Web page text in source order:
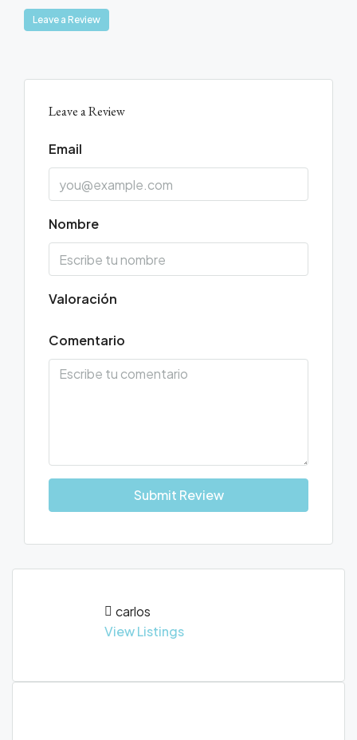
Leave a Review
Leave a Review
Email
Nombre
Valoración
Comentario
Submit Review
carlos
View Listings